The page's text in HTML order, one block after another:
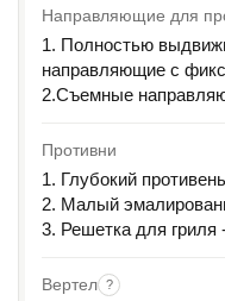
Направляющие для
1. Полностью
направляющие с
2.Съемные
Противни
1. Глубокий
2. Малый
3. Решетка для гриля
Вертел ?